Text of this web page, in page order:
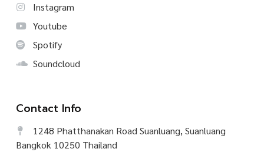
Instagram
Youtube
Spotify
Soundcloud
Contact Info
1248 Phatthanakan Road Suanluang, Suanluang
Bangkok 10250 Thailand